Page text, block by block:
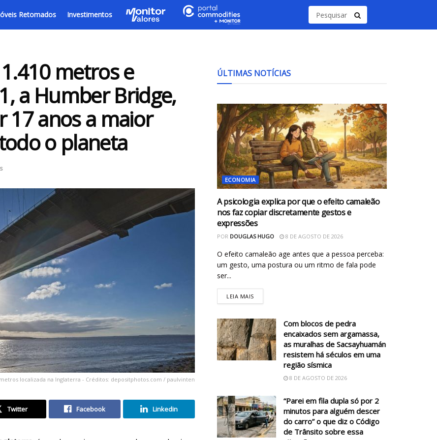
Retomados Investimentos
metros e
a Humber Bridge,
17 anos a maior
o planeta
localizada na Inglaterra - Créditos: depositphotos.com / paulvinten
Twitter Facebook Linkedin
ÚLTIMAS NOTÍCIAS
ECONOMIA
A psicologia explica por que o efeito camaleão
nos faz copiar discretamente gestos e
expressões
POR DOUGLAS HUGO 8 DE AGOSTO DE 2026
O efeito camaleão age antes que a pessoa perceba:
um gesto, uma postura ou um ritmo de fala pode
ser...
LEIA MAIS
Com blocos de pedra
encaixados sem argamassa,
as muralhas de Sacsayhuamán
resistem há séculos em uma
região sísmica
8 DE AGOSTO DE 2026
“Parei em fila dupla só por 2
minutos para alguém descer
do carro” o que diz o Código
de Trânsito sobre essa